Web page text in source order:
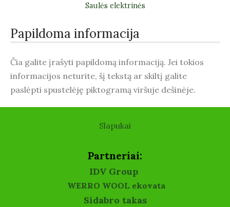
Papildoma informacija
Čia galite įrašyti papildomą informaciją. Jei tokios
informacijos neturite, šį tekstą ar skiltį galite
paslėpti spustelėję piktogramą viršuje dešinėje.
Saulės elektrinės
Slapukai
Partneriai:
IDV Group
WERRO WOOL ekovata
Sidabro takas